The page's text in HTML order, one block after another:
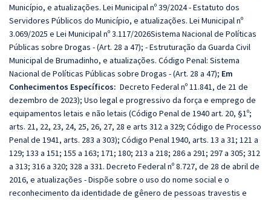
Município, e atualizações. Lei Municipal nº 39/2024 - Estatuto dos
Servidores Públicos do Município, e atualizações. Lei Municipal nº
3.069/2025 e Lei Municipal nº 3.117/2026Sistema Nacional de Políticas
Públicas sobre Drogas - (Art. 28 a 47); - Estruturação da Guarda Civil
Municipal de Brumadinho, e atualizações. Código Penal: Sistema
Nacional de Políticas Públicas sobre Drogas - (Art. 28 a 47); Em
Conhecimentos Específicos: Decreto Federal nº 11.841, de 21 de
dezembro de 2023); Uso legal e progressivo da força e emprego de
equipamentos letais e não letais (Código Penal de 1940 art. 20, §1º;
arts. 21, 22, 23, 24, 25, 26, 27, 28 e arts 312 a 329; Código de Processo
Penal de 1941, arts. 283 a 303); Código Penal 1940, arts. 13 a 31; 121 a
129; 133 a 151; 155 a 163; 171; 180; 213 a 218; 286 a 291; 297 a 305; 312
a 313; 316 a 320; 328 a 331. Decreto Federal nº 8.727, de 28 de abril de
2016, e atualizações - Dispõe sobre o uso do nome social e o
reconhecimento da identidade de gênero de pessoas travestis e